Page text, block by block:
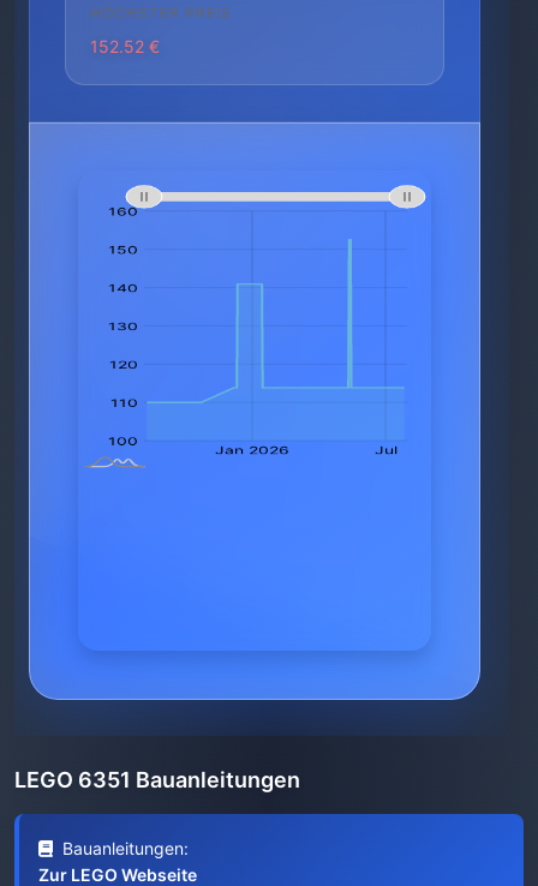
HÖCHSTER PREIS
152.52 €
LEGO 6351 Bauanleitungen
Bauanleitungen:
Zur LEGO Webseite